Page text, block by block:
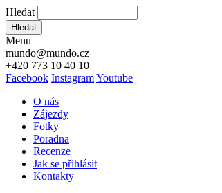
Hledat
Hledat
Menu
mundo@mundo.cz
+420 773 10 40 10
Facebook InstagramYoutube
O nás
Zájezdy
Fotky
Poradna
Recenze
Jak se přihlásit
Kontakty